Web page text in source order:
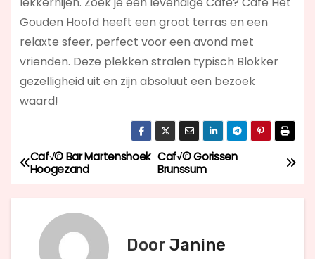
Gouden Hoofd heeft een groot terras en een
relaxte sfeer, perfect voor een avond met
vrienden. Deze plekken stralen typisch Blokker
gezelligheid uit en zijn absoluut een bezoek
waard!
B
e
Caf√© Gorissen
Brunssum
Caf√© Bar Martenshoek
Hoogezand
Door Janine